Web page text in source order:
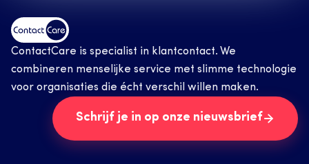
ContactCare is specialist in klantcontact. We
combineren menselijke service met slimme technologie
voor organisaties die écht verschil willen maken.
Schrijf je in op onze nieuwsbrief